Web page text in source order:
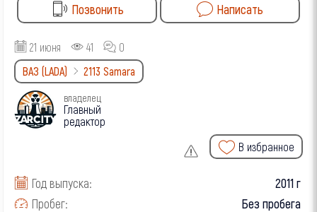
Позвонить
Написать
21 июня 41
0
ВАЗ (LADA)
2113 Samara
владелец
Главный
редактор
В избранное
Год выпуска:
2011 г
Пробег:
Без пробега